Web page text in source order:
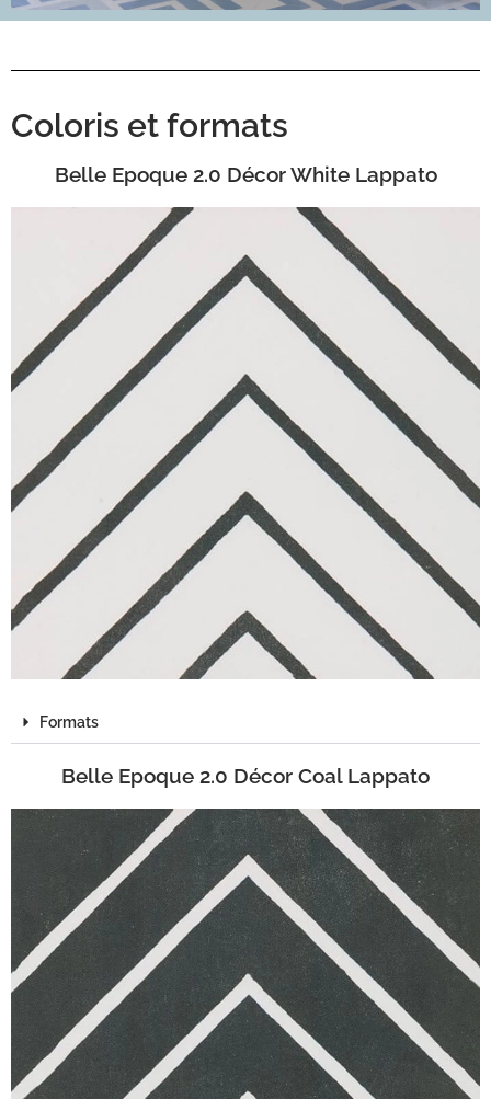
Coloris et formats
Belle Epoque 2.0 Décor White Lappato
Formats
Belle Epoque 2.0 Décor Coal Lappato